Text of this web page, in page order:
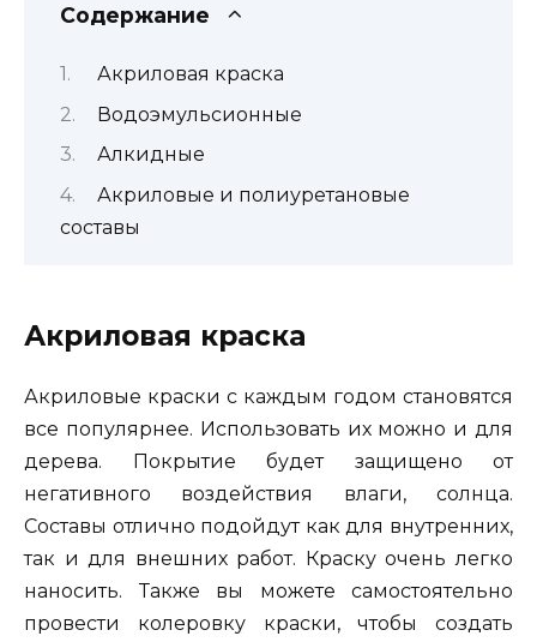
Содержание
Акриловая краска
Водоэмульсионные
Алкидные
Акриловые и полиуретановые
составы
Акриловая краска
Акриловые краски с каждым годом становятся
все популярнее. Использовать их можно и для
дерева. Покрытие будет защищено от
негативного воздействия влаги, солнца.
Составы отлично подойдут как для внутренних,
так и для внешних работ. Краску очень легко
наносить. Также вы можете самостоятельно
провести колеровку краски, чтобы создать